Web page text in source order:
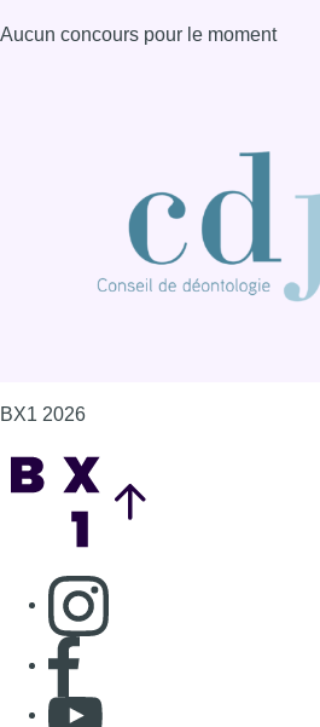
Aucun concours pour le moment
BX1 2026
Consulter page Instagram
Consulter page Facebook
Consulter Youtube